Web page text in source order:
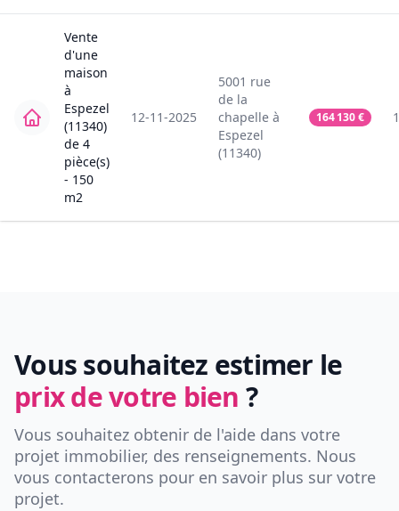
Vente
d'une
maison
à
Espezel
(11340)
de 4
pièce(s)
- 150
m2
12-11-2025
5001 rue
de la
chapelle à
Espezel
(11340)
164 130€
Vous souhaitez estimer le
prix de votre bien ?
Vous souhaitez obtenir de l'aide dans votre
projet immobilier, des renseignements. Nous
vous contacterons pour en savoir plus sur votre
projet.